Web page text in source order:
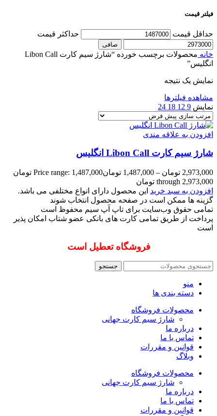
فیلتر قیمت
حداقل قیمت حداكثر قيمت
صافی
خانه
محصولات برچسب خورده “شارژ سیم کارت Libon Call
انگلیس”
نمایش یک نتیجه
مشاهده فیلترها
نمایش 9
12
18
24
افزودن به علاقه مندی
شارژ سیم کارت Libon Call انگلیس
2,973,000 تومان –
1,487,000 تومان
Price range: 1,487,000 تومان
through 2,973,000 تومان
افزودن به سبد خرید این محصول دارای انواع مختلفی می باشد.
گزینه ها ممکن است در صفحه محصول انتخاب شوند
تمامی حقوق وب‌سایت برای تاپ آپ سیم محفوظ است
پرداخت از طریق تمامی کارت های بانکی عضو شتاب امکان پذیر
است
فروشگاه تعطیل است
جستجو
منو
دسته بندی ها
محصولات فروشگاه
شارژ سیم کارت جهانی
درباره ما
تماس با ما
قوانین و مقررات
وبلاگ
محصولات فروشگاه
شارژ سیم کارت جهانی
درباره ما
تماس با ما
قوانین و مقررات